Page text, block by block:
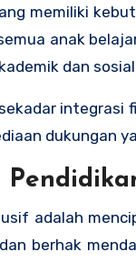
memiliki
anak
dan
dukungan
adalah
berhak